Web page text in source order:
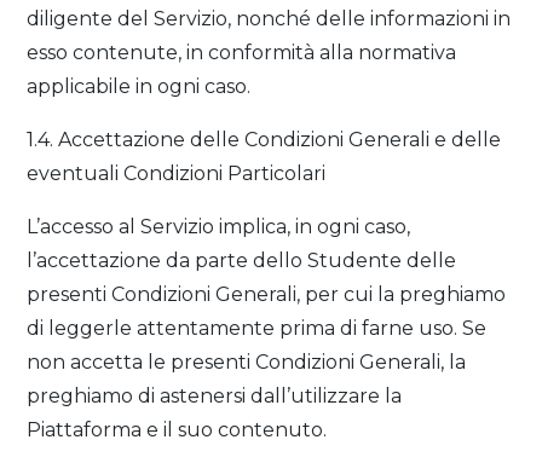
diligente del Servizio, nonché delle informazioni in
esso contenute, in conformità alla normativa
applicabile in ogni caso.
1.4. Accettazione delle Condizioni Generali e delle
eventuali Condizioni Particolari
L’accesso al Servizio implica, in ogni caso,
l’accettazione da parte dello Studente delle
presenti Condizioni Generali, per cui la preghiamo
di leggerle attentamente prima di farne uso. Se
non accetta le presenti Condizioni Generali, la
preghiamo di astenersi dall’utilizzare la
Piattaforma e il suo contenuto.